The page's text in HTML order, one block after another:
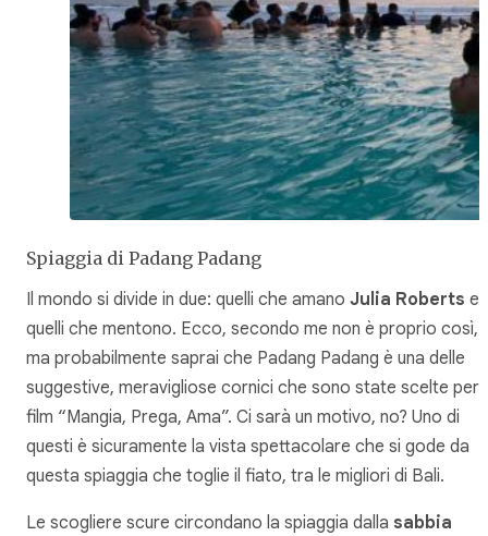
Spiaggia di Padang Padang
Il mondo si divide in due: quelli che amano Julia Roberts e
quelli che mentono. Ecco, secondo me non è proprio così,
ma probabilmente saprai che Padang Padang è una delle
suggestive, meravigliose cornici che sono state scelte per
film “Mangia, Prega, Ama”. Ci sarà un motivo, no? Uno di
questi è sicuramente la vista spettacolare che si gode da
questa spiaggia che toglie il fiato, tra le migliori di Bali.
Le scogliere scure circondano la spiaggia dalla sabbia